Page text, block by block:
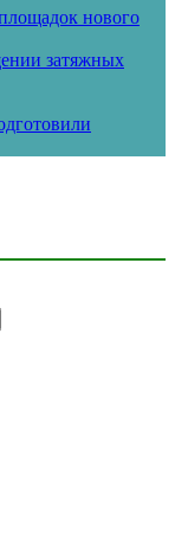
нового
затяжных